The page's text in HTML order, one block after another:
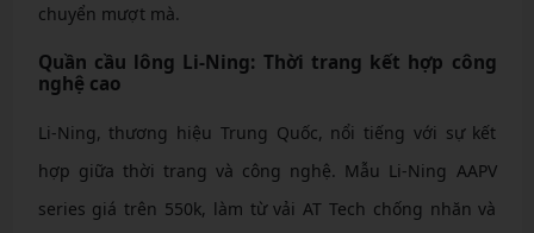
chuyển mượt mà.
Quần cầu lông Li-Ning: Thời trang kết hợp công
nghệ cao
Li-Ning, thương hiệu Trung Quốc, nổi tiếng với sự kết
hợp giữa thời trang và công nghệ. Mẫu Li-Ning AAPV
series giá trên 550k, làm từ vải AT Tech chống nhăn và